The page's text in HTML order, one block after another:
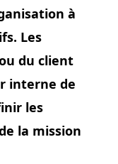
à
Les
du client
interne de
les
la mission